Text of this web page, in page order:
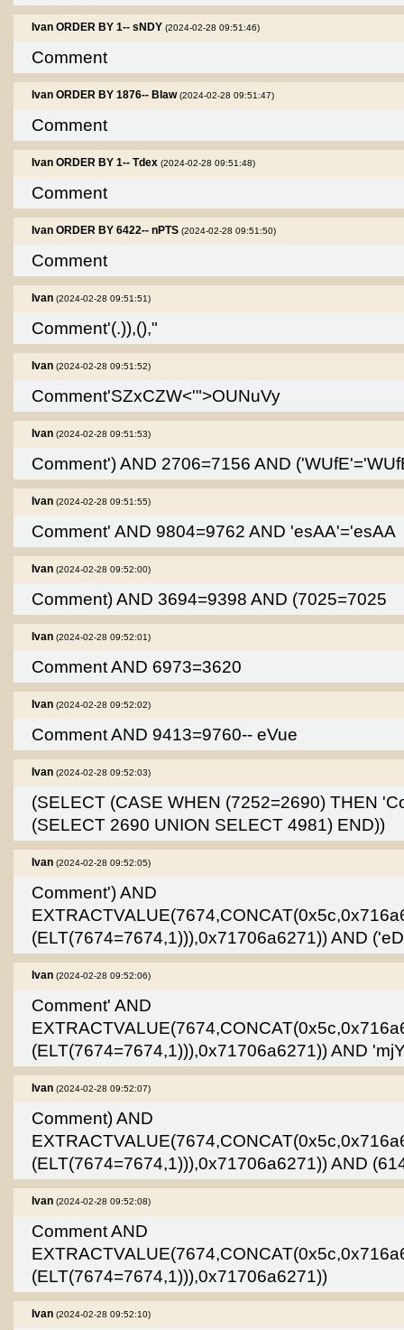
Ivan ORDER BY 1-- sNDY (2024-02-28 09:51:46)
Comment
Ivan ORDER BY 1876-- Blaw (2024-02-28 09:51:47)
Comment
Ivan ORDER BY 1-- Tdex (2024-02-28 09:51:48)
Comment
Ivan ORDER BY 6422-- nPTS (2024-02-28 09:51:50)
Comment
Ivan (2024-02-28 09:51:51)
Comment'(.)),(),"
Ivan (2024-02-28 09:51:52)
Comment'SZxCZW<'">OUNuVy
Ivan (2024-02-28 09:51:53)
Comment') AND 2706=7156 AND
Ivan (2024-02-28 09:51:55)
Comment' AND 9804=9762 AND 'esAA'='esAA
Ivan (2024-02-28 09:52:00)
Comment) AND 3694=9398 AND (7025=7025
Ivan (2024-02-28 09:52:01)
Comment AND 6973=3620
Ivan (2024-02-28 09:52:02)
Comment AND 9413=9760-- eVue
Ivan (2024-02-28 09:52:03)
(SELECT (CASE WHEN (7252=2690) THEN
(SELECT 2690 UNION SELECT 4981) END))
Ivan (2024-02-28 09:52:05)
Comment') AND
(ELT(7674=7674,1))),0x71706a6271)) AND
Ivan (2024-02-28 09:52:06)
Comment' AND
(ELT(7674=7674,1))),0x71706a6271)) AND
Ivan (2024-02-28 09:52:07)
Comment) AND
(ELT(7674=7674,1))),0x71706a6271)) AND
Ivan (2024-02-28 09:52:08)
Comment AND
(ELT(7674=7674,1))),0x71706a6271))
Ivan (2024-02-28 09:52:10)